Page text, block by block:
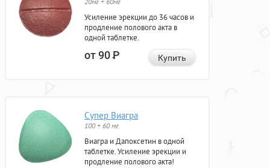
Усиление эрекции до 36 часов и
продление полового акта в
одной таблетке.
от 90Р Купить
Супер Виагра
100 + 60 мг
Виагра и Дапоксетин в одной
таблетке. Усиление эрекции и
продление полового акта!